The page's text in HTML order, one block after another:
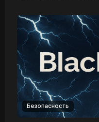
Безопасность